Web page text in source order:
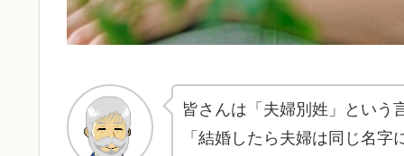
皆さんは「夫婦別姓」という
「結婚したら夫婦は同じ名